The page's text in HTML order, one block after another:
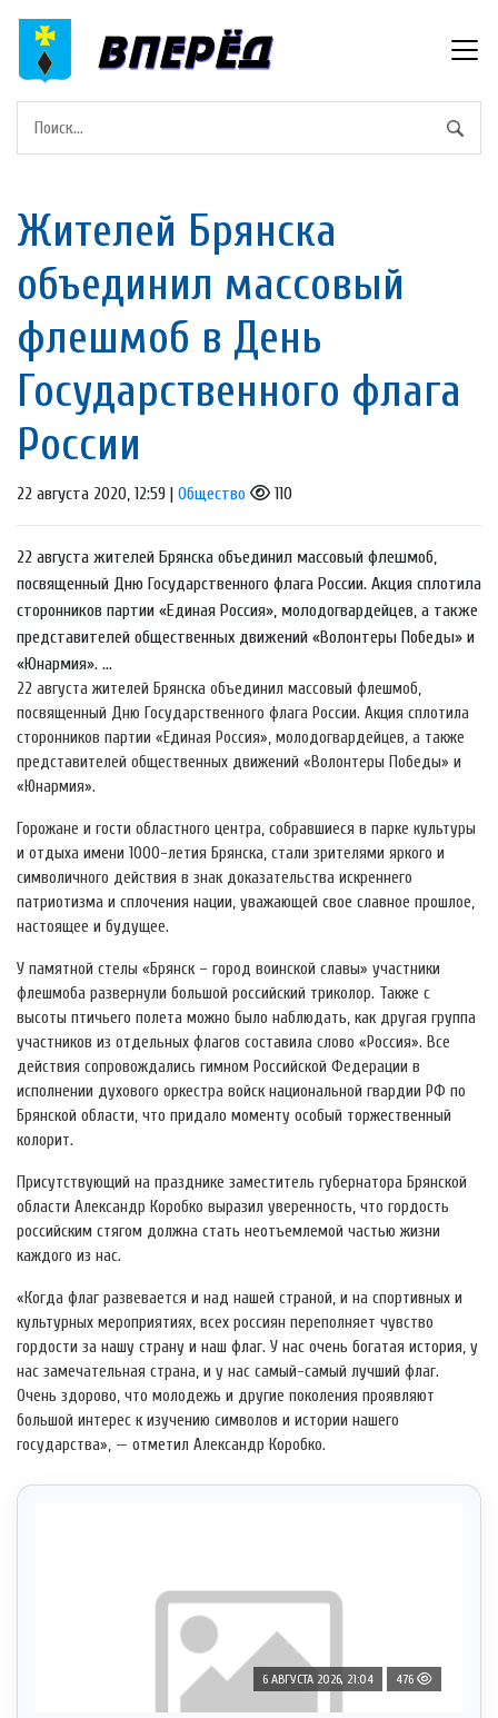
Жителей Брянска
объединил массовый
флешмоб в День
Государственного флага
России
22 августа 2020, 12:59 | Общество 110
22 августа жителей Брянска объединил массовый флешмоб,
посвященный Дню Государственного флага России. Акция сплотила
сторонников партии «Единая Россия», молодогвардейцев, а также
представителей общественных движений «Волонтеры Победы» и
«Юнармия». ...
22 августа жителей Брянска объединил массовый флешмоб,
посвященный Дню Государственного флага России. Акция сплотила
сторонников партии «Единая Россия», молодогвардейцев, а также
представителей общественных движений «Волонтеры Победы» и
«Юнармия».
Горожане и гости областного центра, собравшиеся в парке культуры
и отдыха имени 1000-летия Брянска, стали зрителями яркого и
символичного действия в знак доказательства искреннего
патриотизма и сплочения нации, уважающей свое славное прошлое,
настоящее и будущее.
У памятной стелы «Брянск – город воинской славы» участники
флешмоба развернули большой российский триколор. Также с
высоты птичьего полета можно было наблюдать, как другая группа
участников из отдельных флагов составила слово «Россия». Все
действия сопровождались гимном Российской Федерации в
исполнении духового оркестра войск национальной гвардии РФ по
Брянской области, что придало моменту особый торжественный
колорит.
Присутствующий на празднике заместитель губернатора Брянской
области Александр Коробко выразил уверенность, что гордость
российским стягом должна стать неотъемлемой частью жизни
каждого из нас.
«Когда флаг развевается и над нашей страной, и на спортивных и
культурных мероприятиях, всех россиян переполняет чувство
гордости за нашу страну и наш флаг. У нас очень богатая история, у
нас замечательная страна, и у нас самый-самый лучший флаг.
Очень здорово, что молодежь и другие поколения проявляют
большой интерес к изучению символов и истории нашего
государства», — отметил Александр Коробко.
6 АВГУСТА 2026, 21:04 476